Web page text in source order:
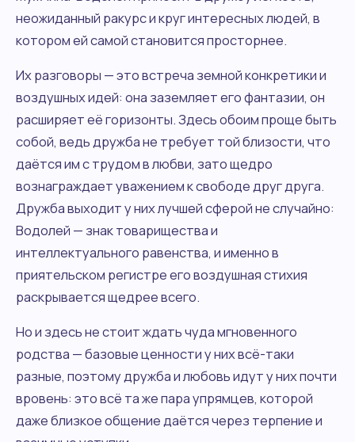
неожиданный ракурс и круг интересных людей, в
котором ей самой становится просторнее.
Их разговоры — это встреча земной конкретики и
воздушных идей: она заземляет его фантазии, он
расширяет её горизонты. Здесь обоим проще быть
собой, ведь дружба не требует той близости, что
даётся им с трудом в любви, зато щедро
вознаграждает уважением к свободе друг друга.
Дружба выходит у них лучшей сферой не случайно:
Водолей — знак товарищества и
интеллектуального равенства, и именно в
приятельском регистре его воздушная стихия
раскрывается щедрее всего.
Но и здесь не стоит ждать чуда мгновенного
родства — базовые ценности у них всё-таки
разные, поэтому дружба и любовь идут у них почти
вровень: это всё та же пара упрямцев, которой
даже близкое общение даётся через терпение и